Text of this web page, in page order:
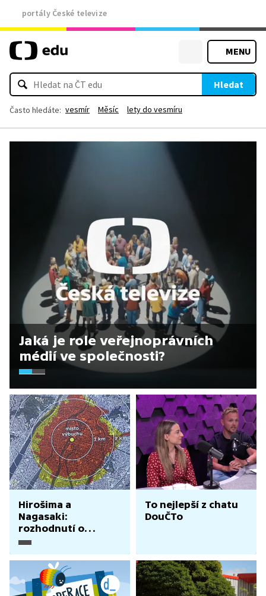
portály České televize
MENU
Hledat
Často hledáte: vesmír Měsíc lety do vesmíru
Jaká je role veřejnoprávních
médií ve společnosti?
Hirošima a
Nagasaki:
rozhodnutí o
svržení bomb
To nejlepší z chatu
DouČTo